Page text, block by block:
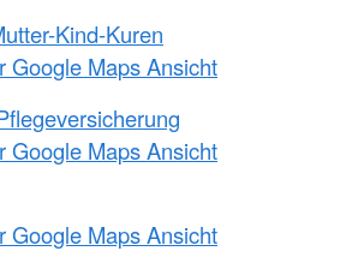
Kind-Kuren
Google Maps Ansicht
Google Maps Ansicht
Google Maps Ansicht